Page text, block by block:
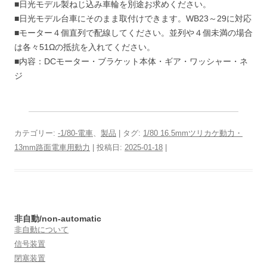
■日光モデル製ねじ込み車輪を別途お求めください。
■日光モデル台車にそのまま取付けできます。WB23～29に対応
■モーター４個直列で配線してください。並列や４個未満の場合
は各々51Ωの抵抗を入れてください。
■内容：DCモーター・ブラケット本体・ギア・ワッシャー・ネ
ジ
カテゴリー: -1/80-電車 製品 | タグ: 1/80 16.5mmツリカケ動力・
13mm路面電車用動力
| 投稿日: 2025-01-18
非自動/non-automatic
非自動について
信号装置
閉塞装置